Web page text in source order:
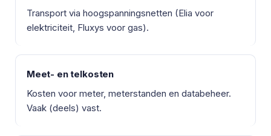
Transport via hoogspanningsnetten (Elia voor
elektriciteit, Fluxys voor gas).
Meet- en telkosten
Kosten voor meter, meterstanden en databeheer.
Vaak (deels) vast.